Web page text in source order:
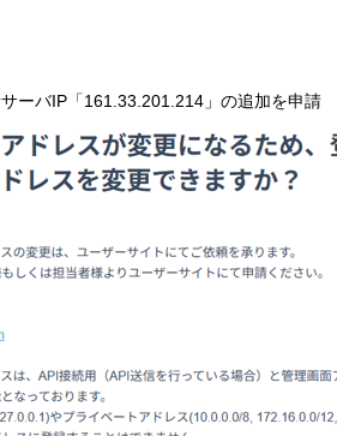
ーバIP「161.33.201.214」の追加を申請